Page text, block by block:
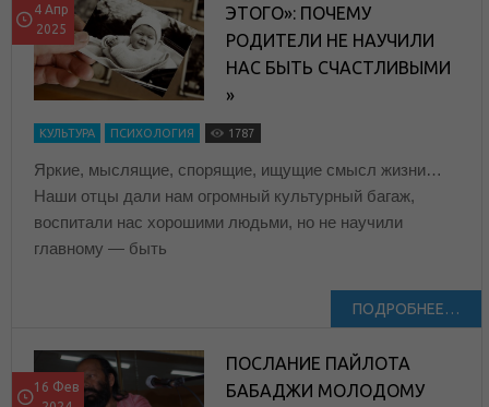
4 Апр
2025
ЭТОГО»: ПОЧЕМУ
РОДИТЕЛИ НЕ НАУЧИЛИ
НАС БЫТЬ СЧАСТЛИВЫМИ
»
КУЛЬТУРА ПСИХОЛОГИЯ 1787
Яркие, мыслящие, спорящие, ищущие смысл жизни…
Наши отцы дали нам огромный культурный багаж,
воспитали нас хорошими людьми, но не научили
главному — быть
ПОДРОБНЕЕ…
16 Фев
ПОСЛАНИЕ ПАЙЛОТА
БАБАДЖИ МОЛОДОМУ